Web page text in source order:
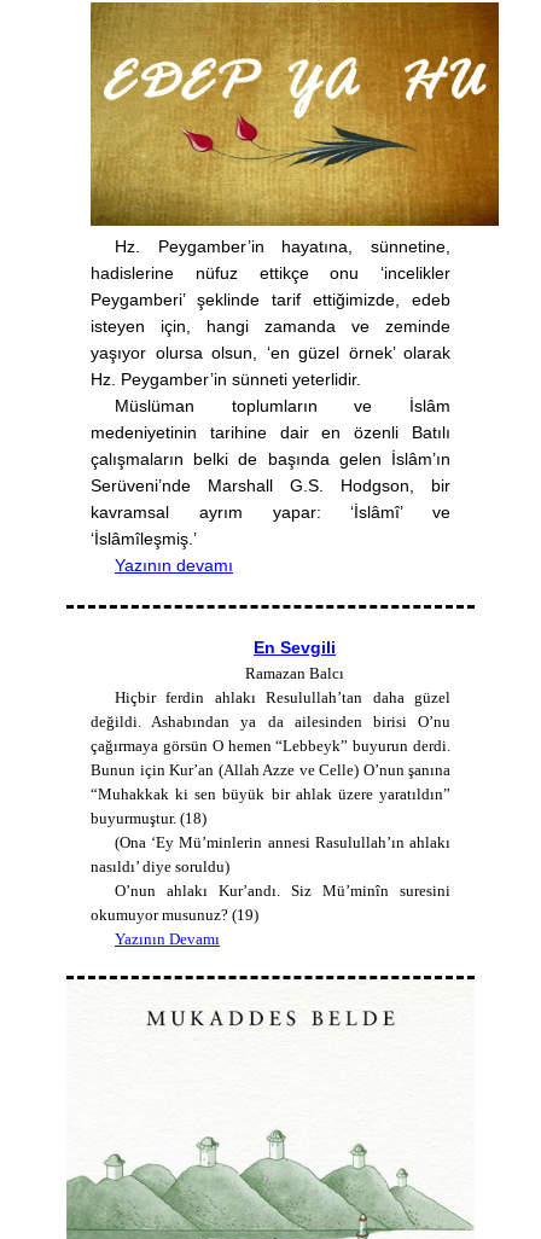
Hz. Peygamber’in hayatına, sünnetine,
hadislerine nüfuz ettikçe onu ‘incelikler
Peygamberi’ şeklinde tarif ettiğimizde, edeb
isteyen için, hangi zamanda ve zeminde
yaşıyor olursa olsun, ‘en güzel örnek’ olarak
Hz. Peygamber’in sünneti yeterlidir.
Müslüman toplumların ve İslâm
medeniyetinin tarihine dair en özenli Batılı
çalışmaların belki de başında gelen İslâm’ın
Serüveni’nde Marshall G.S. Hodgson, bir
kavramsal ayrım yapar: ‘İslâmî’ ve
‘İslâmîleşmiş.’
Yazının devamı
En Sevgili
Ramazan Balcı
Hiçbir ferdin ahlakı Resulullah’tan daha güzel
değildi. Ashabından ya da ailesinden birisi O’nu
çağırmaya görsün O hemen “Lebbeyk” buyurun derdi.
Bunun için Kur’an (Allah Azze ve Celle) O’nun şanına
“Muhakkak ki sen büyük bir ahlak üzere yaratıldın”
buyurmuştur. (18)
(Ona ‘Ey Mü’minlerin annesi Rasulullah’ın ahlakı
nasıldı’ diye soruldu)
O’nun ahlakı Kur’andı. Siz Mü’minîn suresini
okumuyor musunuz? (19)
Yazının Devamı